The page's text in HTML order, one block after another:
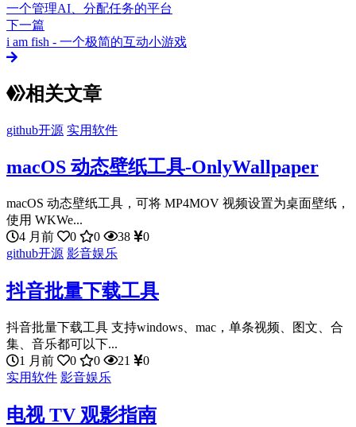
一个管理AI、分配任务的平台
下一篇
i am fish - 一个极简的互动小游戏
相关文章
github开源 实用软件
macOS 动态壁纸工具-OnlyWallpaper
macOS 动态壁纸工具，可将 MP4MOV 视频设置为桌面壁纸，
使用 WKWe...
4 月前
0 0 38
0
github开源 影音娱乐
抖音批量下载工具
抖音批量下载工具 支持windows、mac，单条视频、图文、合
集、音乐都可以下...
1 月前
0 0 21
0
实用软件 影音娱乐
电视 TV 观影指南